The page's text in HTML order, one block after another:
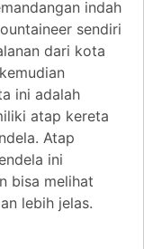
indah
sendiri
dari kota
ini adalah
atap kereta
Atap
ini
bisa melihat
lebih jelas.